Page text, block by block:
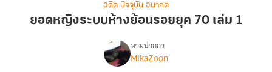
ระบบ
อดีต ปัจจุบัน อนาคต
ยอดหญิงระบบห้างย้อนรอยยุค 70 เล่ม 1
เรื่อง
นามปากกา
MikaZoon